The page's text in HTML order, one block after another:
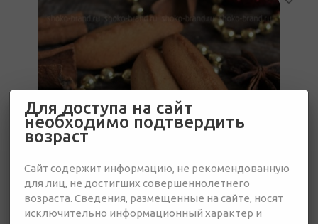
Для доступа на сайт
необходимо подтвердить
возраст
Сайт содержит информацию, не рекомендованную
для лиц, не достигших совершеннолетнего
возраста. Сведения, размещенные на сайте, носят
исключительно информационный характер и